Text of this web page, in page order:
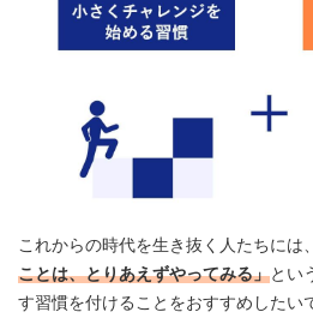
これからの時代を生き抜く人たちには、
ことは、とりあえずやってみる」とい
す習慣を付けることをおすすめしたい